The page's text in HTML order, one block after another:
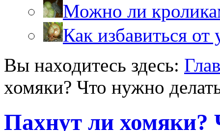
Можно ли
Как избавиться от
Вы находитесь здесь:
хомяки? Что нужно
Пахнут ли хомяки?